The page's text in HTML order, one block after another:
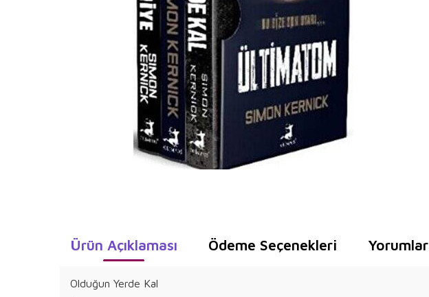
Ürün Açıklaması Ödeme Seçenekleri Yorumlar
Olduğun Yerde Kal